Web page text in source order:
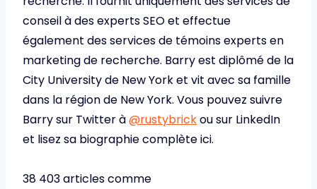
conseil à des experts SEO et effectue
également des services de témoins experts en
marketing de recherche. Barry est diplômé de la
City University de New York et vit avec sa famille
dans la région de New York. Vous pouvez suivre
Barry sur Twitter à@rustybrickou sur LinkedIn
et lisez sa biographie complète ici.
38 403 articles comme